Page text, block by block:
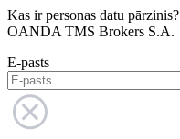
Kas ir personas datu pārzinis?
OANDA TMS Brokers S.A.
E-pasts